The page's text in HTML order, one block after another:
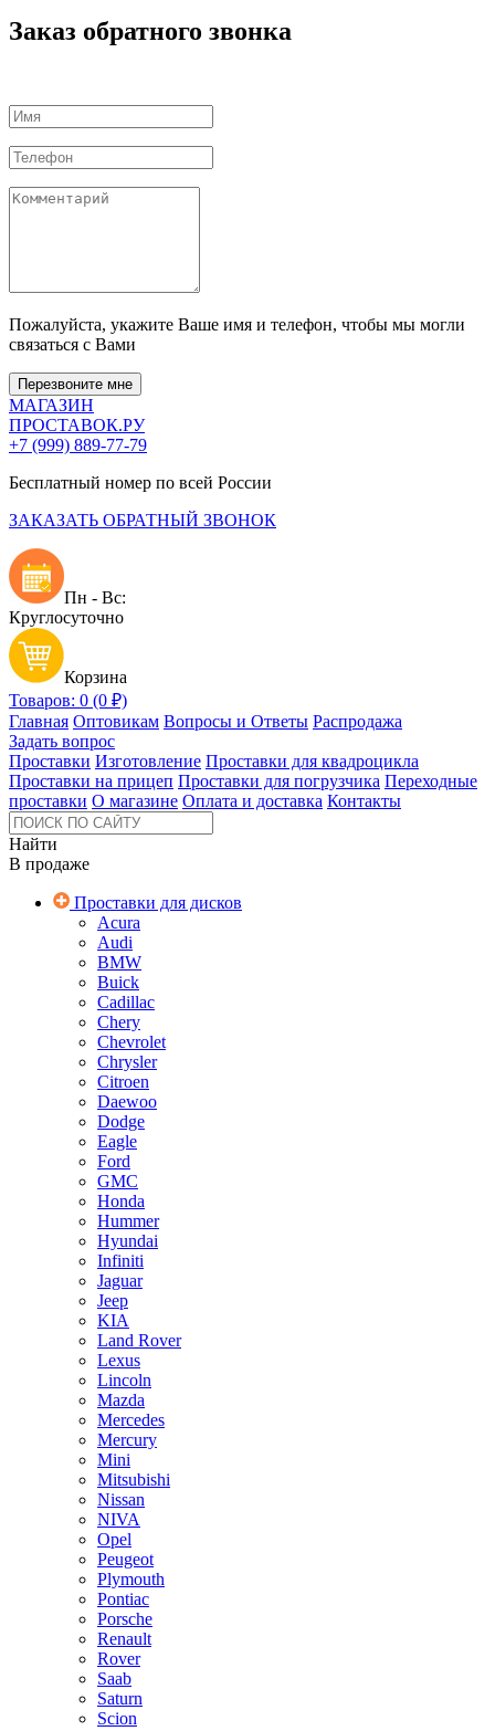
Заказ обратного звонка
Пожалуйста, укажите Ваше имя и телефон, чтобы мы могли
связаться с Вами
Перезвоните мне
МАГАЗИН
ПРОСТАВОК.РУ
+7 (999) 889-77-79
Бесплатный номер по всей России
ЗАКАЗАТЬ ОБРАТНЫЙ ЗВОНОК
Пн - Вс:
Круглосуточно
Корзина
Товаров: 0 (0 ₽)
Главная Оптовикам Вопросы и Ответы Распродажа
Задать вопрос
Проставки Изготовление Проставки для квадроцикла
Проставки на прицеп Проставки для погрузчика Переходные
проставки О магазине Оплата и доставка Контакты
Найти
В продаже
Проставки для дисков
Acura
Audi
BMW
Buick
Cadillac
Chery
Chevrolet
Chrysler
Citroen
Daewoo
Dodge
Eagle
Ford
GMC
Honda
Hummer
Hyundai
Infiniti
Jaguar
Jeep
KIA
Land Rover
Lexus
Lincoln
Mazda
Mercedes
Mercury
Mini
Mitsubishi
Nissan
NIVA
Opel
Peugeot
Plymouth
Pontiac
Porsche
Renault
Rover
Saab
Saturn
Scion